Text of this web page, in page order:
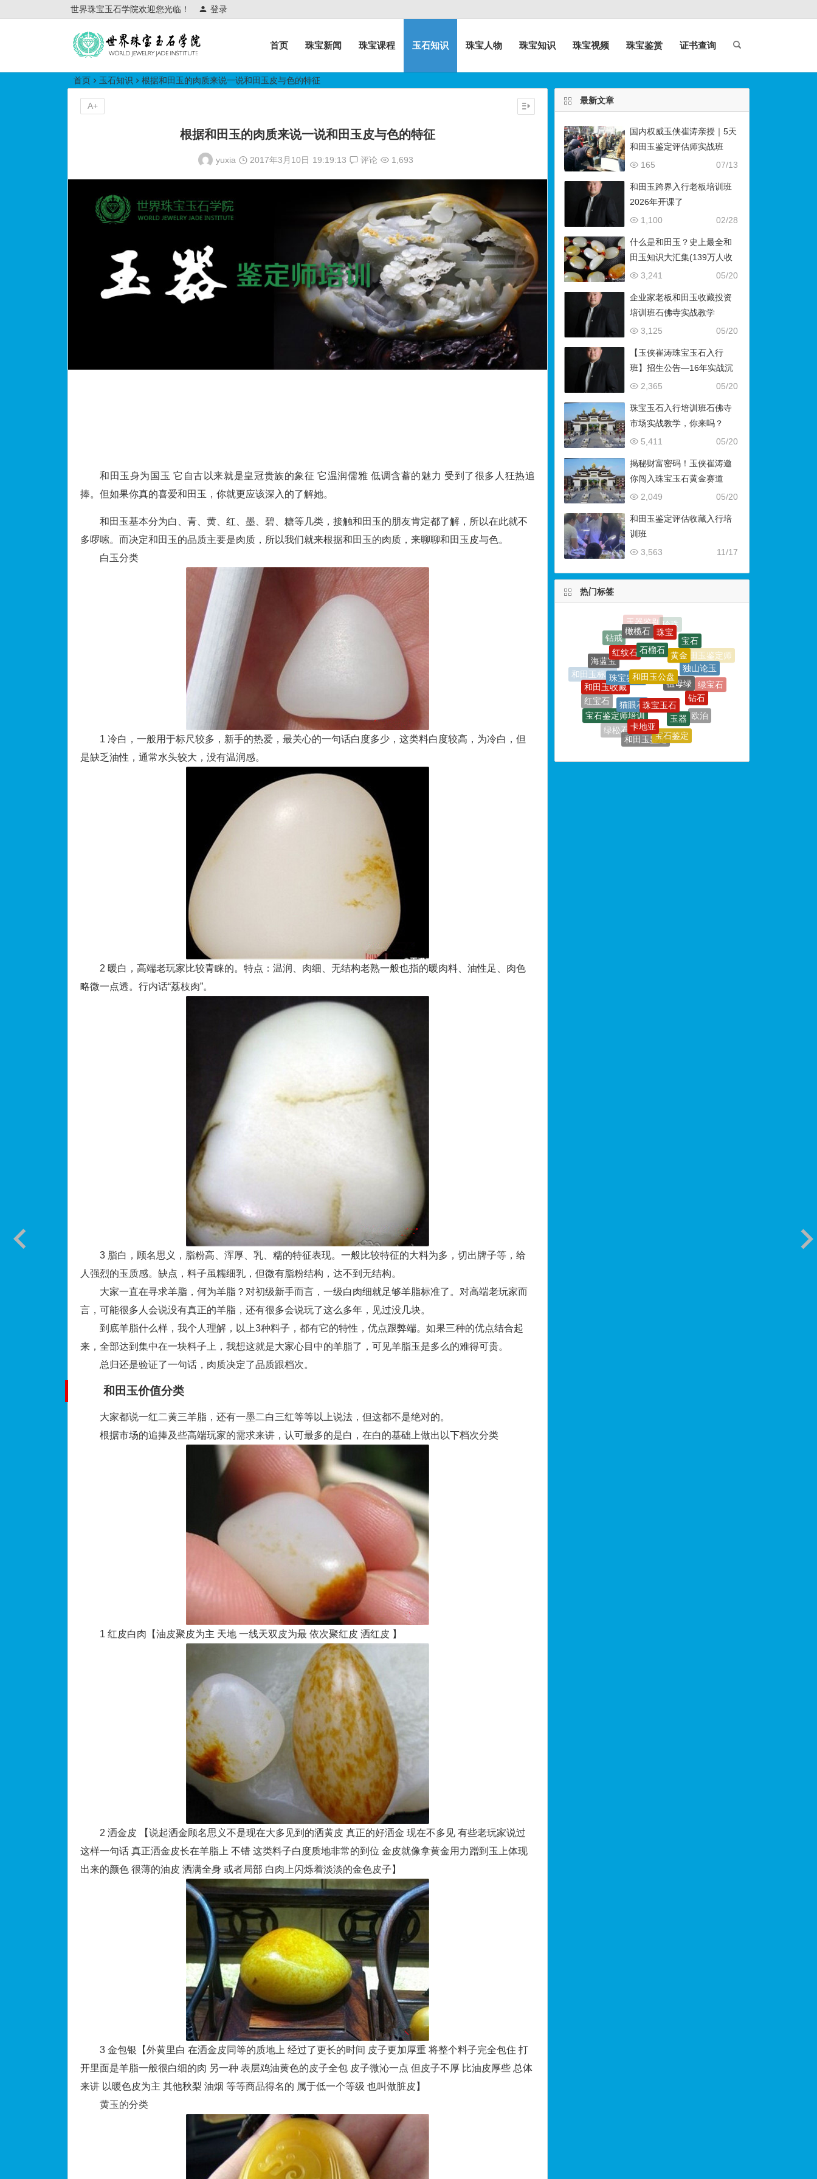
世界珠宝玉石学院欢迎您光临！ 登录
世界珠宝玉石学院培训中心
首页 珠宝新闻 珠宝课程 玉石知识 珠宝人物 珠宝知识 珠宝视频 珠宝鉴赏 证书查询
首页 玉石知识 根据和田玉的肉质来说一说和田玉皮与色的特征
根据和田玉的肉质来说一说和田玉皮与色的特征
yuxia 2017年3月10日 19:19:13 评论 1,693
和田玉身为国玉 它自古以来就是皇冠贵族的象征 它温润儒雅 低调含蓄的魅力 受到了很多人狂热追
捧。但如果你真的喜爱和田玉，你就更应该深入的了解她。
和田玉基本分为白、青、黄、红、墨、碧、糖等几类，接触和田玉的朋友肯定都了解，所以在此就不
多啰嗦。而决定和田玉的品质主要是肉质，所以我们就来根据和田玉的肉质，来聊聊和田玉皮与色。
白玉分类
1 冷白，一般用于标尺较多，新手的热爱，最关心的一句话白度多少，这类料白度较高，为冷白，但
是缺乏油性，通常水头较大，没有温润感。
2 暖白，高端老玩家比较青睐的。特点：温润、肉细、无结构老熟一般也指的暖肉料、油性足、肉色
略微一点透。行内话“荔枝肉”。
3 脂白，顾名思义，脂粉高、浑厚、乳、糯的特征表现。一般比较特征的大料为多，切出牌子等，给
人强烈的玉质感。缺点，料子虽糯细乳，但微有脂粉结构，达不到无结构。
大家一直在寻求羊脂，何为羊脂？对初级新手而言，一级白肉细就足够羊脂标准了。对高端老玩家而
言，可能很多人会说没有真正的羊脂，还有很多会说玩了这么多年，见过没几块。
到底羊脂什么样，我个人理解，以上3种料子，都有它的特性，优点跟弊端。如果三种的优点结合起
来，全部达到集中在一块料子上，我想这就是大家心目中的羊脂了，可见羊脂玉是多么的难得可贵。
总归还是验证了一句话，肉质决定了品质跟档次。
和田玉价值分类
大家都说一红二黄三羊脂，还有一墨二白三红等等以上说法，但这都不是绝对的。
根据市场的追捧及些高端玩家的需求来讲，认可最多的是白，在白的基础上做出以下档次分类
1 红皮白肉【油皮聚皮为主 天地 一线天双皮为最 依次聚红皮 洒红皮 】
2 洒金皮 【说起洒金顾名思义不是现在大多见到的洒黄皮 真正的好洒金 现在不多见 有些老玩家说过
这样一句话 真正洒金皮长在羊脂上 不错 这类料子白度质地非常的到位 金皮就像拿黄金用力蹭到玉上体现
出来的颜色 很薄的油皮 洒满全身 或者局部 白肉上闪烁着淡淡的金色皮子】
3 金包银【外黄里白 在洒金皮同等的质地上 经过了更长的时间 皮子更加厚重 将整个料子完全包住 打
开里面是羊脂一般很白细的肉 另一种 表层鸡油黄色的皮子全包 皮子微沁一点 但皮子不厚 比油皮厚些 总体
来讲 以暖色皮为主 其他秋梨 油烟 等等商品得名的 属于低一个等级 也叫做脏皮】
黄玉的分类
A+
最新文章
国内权威玉侠崔涛亲授｜5天
和田玉鉴定评估师实战班
（石佛寺9月开班）
07/13
165
和田玉跨界入行老板培训班
2026年开课了
02/28
1,100
什么是和田玉？史上最全和
田玉知识大汇集(139万人收
藏）
05/20
3,241
企业家老板和田玉收藏投资
培训班石佛寺实战教学
05/20
3,125
【玉侠崔涛珠宝玉石入行
班】招生公告—16年实战沉
淀，助你叩开财富与传承之
05/20
2,365
珠宝玉石入行培训班石佛寺
市场实战教学，你来吗？
05/20
5,411
揭秘财富密码！玉侠崔涛邀
你闯入珠宝玉石黄金赛道
05/20
2,049
和田玉鉴定评估收藏入行培
训班
11/17
3,563
热门标签
和田玉标本
海蓝宝
红纹石
石榴石
黄金
独山论玉
绿宝石
宝格丽
珠宝鉴定培训
玉雕大师
翡翠
玉侠崔涛
玉文化
红宝石
和田玉收藏
珠宝鉴定和田玉公盘
祖母绿
钻石
欧泊
和田玉鉴定专家
珠宝鉴定师
铂金
绿松石
宝石鉴定师培训
珠宝玉石
玉器
宝石鉴定
和田玉鉴定